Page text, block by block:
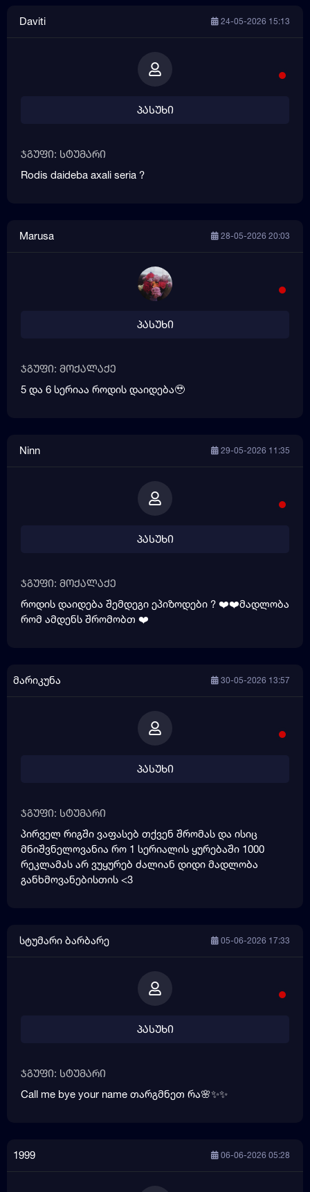
Daviti 24-05-2026 15:13
პასუხი
ჯგუფი: სტუმარი
Rodis daideba axali seria ?
Marusa 28-05-2026 20:03
პასუხი
ჯგუფი: მოქალაქე
5 და 6 სერიაა როდის დაიდება🥹
Ninn 29-05-2026 11:35
პასუხი
ჯგუფი: მოქალაქე
როდის დაიდება შემდეგი ეპიზოდები ? ❤️❤️მადლობა
რომ ამდენს შრომობთ ❤️
მარიკუნა 30-05-2026 13:57
პასუხი
ჯგუფი: სტუმარი
პირველ რიგში ვაფასებ თქვენ შრომას და ისიც
მნიშვნელოვანია რო 1 სერიალის ყურებაში 1000
რეკლამას არ ვუყურებ ძალიან დიდი მადლობა
განხმოვანებისთის <3
სტუმარი ბარბარე 05-06-2026 17:33
პასუხი
ჯგუფი: სტუმარი
Call me bye your name თარგმნეთ რა🌸✨✨
1999 06-06-2026 05:28